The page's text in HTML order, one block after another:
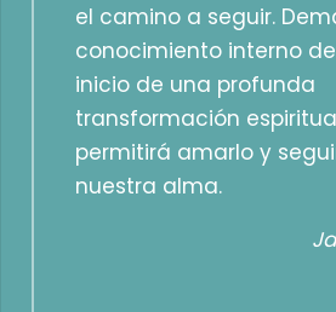
el camino a seguir.
conocimiento interno
inicio de una profunda
transformación
permitirá amarlo y
nuestra alma.